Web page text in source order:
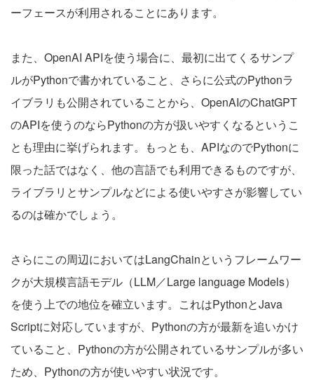
ーフェースが利用されることにあります。
また、OpenAI APIを使う場合に、最初に出てくるサンプ
ルがPythonで書かれていること、さらに公式のPythonラ
イブラリも公開されていることから、OpenAIのChatGPT
のAPIを使うのならPythonの方が扱いやすくなるというこ
とも理由に挙げられます。もっとも、APIなのでPythonに
限った話ではなく、他の言語でも利用できるものですが、
ライブラリとサンプルなどによる使いやすさが影響してい
るのは確かでしょう。
さらにこの周辺においてはLangChainというフレームワー
クが大規模言語モデル（LLM／Large language Models）
を使う上での地位を確立います。これはPythonとJava
Scriptに対応していますが、Pythonの方が最新を追いかけ
ていること、Pythonの方が公開されているサンプルが多い
ため、Pythonの方が使いやすい状況です。